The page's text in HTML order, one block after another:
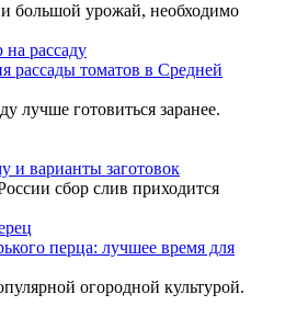
большой урожай, необходимо
рассады томатов в Средней
лучше готовиться заранее.
и варианты заготовок
сбор слив приходится
перца: лучшее время для
огородной культурой.